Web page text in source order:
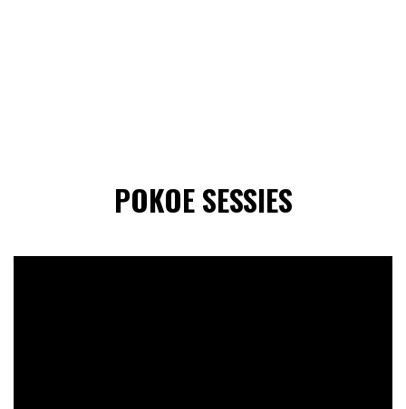
POKOE SESSIES